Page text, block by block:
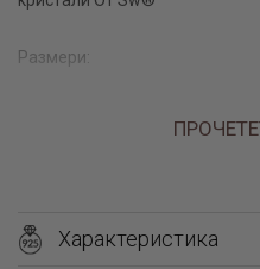
Размери:
с форма на подкова,
една красива и стилна
Характеристика